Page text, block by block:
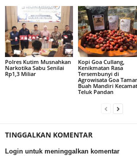
Polres Kutim Musnahkan
Narkotika Sabu Senilai
Rp1,3 Miliar
Kopi Goa Cullang,
Kenikmatan Rasa
Tersembunyi di
Agrowisata Goa
Buah Mandiri
Teluk Pandan
TINGGALKAN KOMENTAR
Login untuk meninggalkan komentar